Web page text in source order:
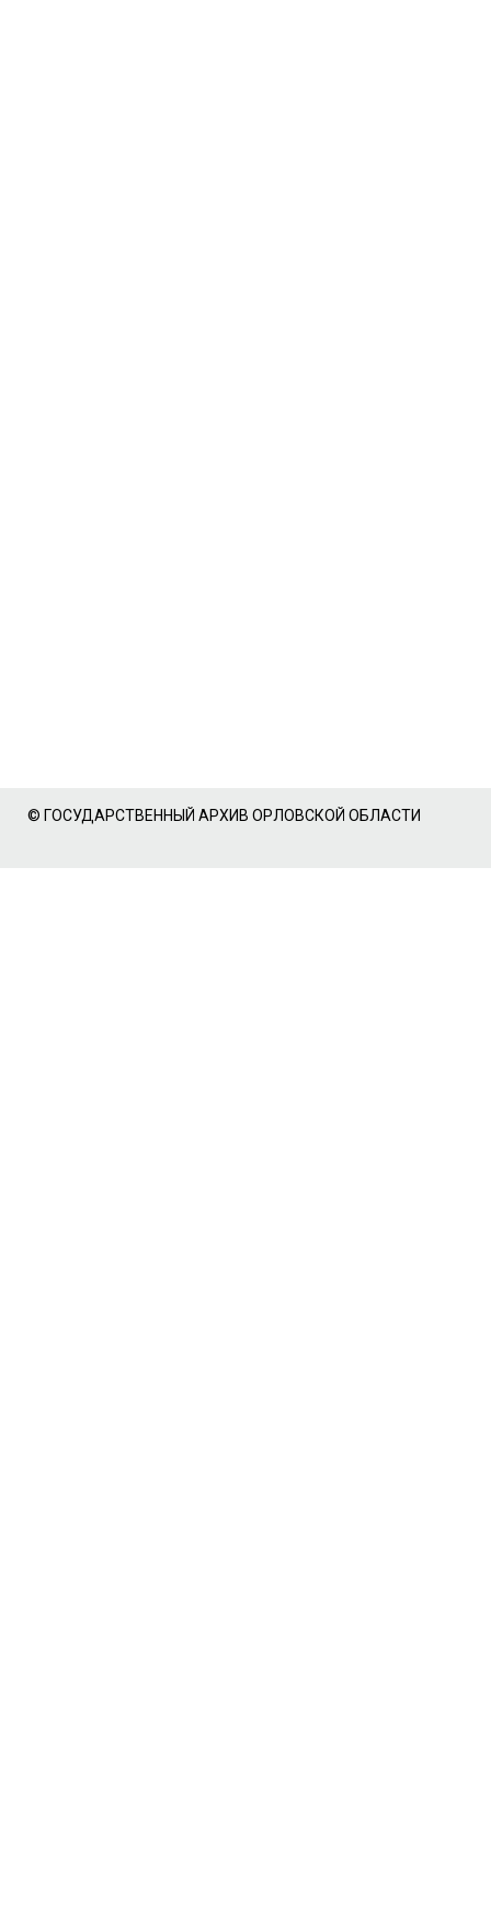
© ГОСУДАРСТВЕННЫЙ АРХИВ ОРЛОВСКОЙ ОБЛАСТИ